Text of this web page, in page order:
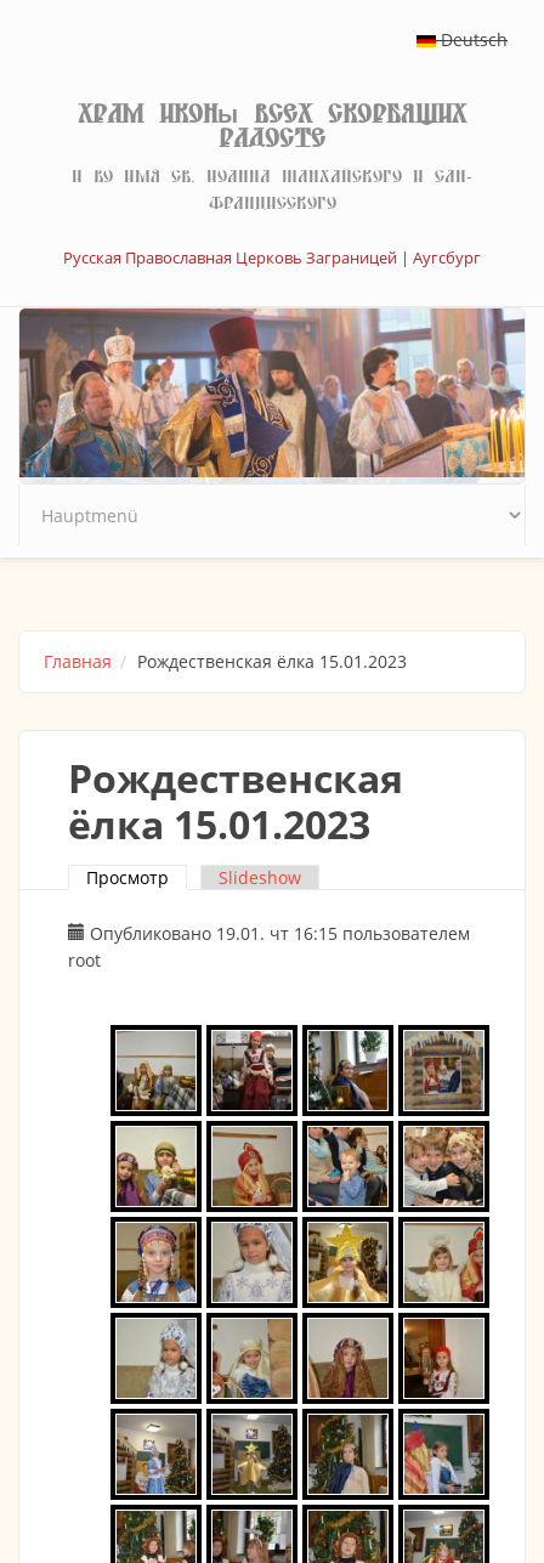
Deutsch
Храм иконы Всех скорбящих
Радосте
И во имя св. Иоанна Шанхайского и Сан-
Францисского
Русская Православная Церковь Заграницей | Аугсбург
Главная Рождественская ёлка 15.01.2023
Рождественская
ёлка 15.01.2023
Главные вкладки
Просмотр (активная вкладка)
Slideshow
Опубликовано 19.01. чт 16:15 пользователем
root